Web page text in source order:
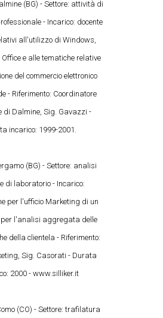
(BG) - Settore: attività di
- Incarico: docente
all'utilizzo di Windows,
e alle tematiche relative
del commercio elettronico
- Riferimento: Coordinatore
di Dalmine, Sig. Gavazzi -
incarico: 1999-2001.
(BG) - Settore: analisi
di laboratorio - Incarico:
per l'ufficio Marketing di un
l'analisi aggregata delle
della clientela - Riferimento:
Sig. Casorati - Durata
2000 - www.silliker.it
(CO) - Settore: trafilatura